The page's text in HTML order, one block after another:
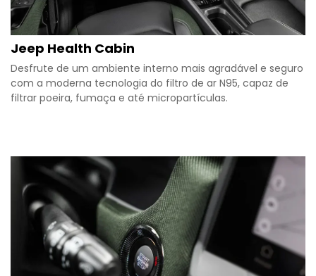
Jeep Health Cabin
Desfrute de um ambiente interno mais agradável e seguro
com a moderna tecnologia do filtro de ar N95, capaz de
filtrar poeira, fumaça e até micropartículas.